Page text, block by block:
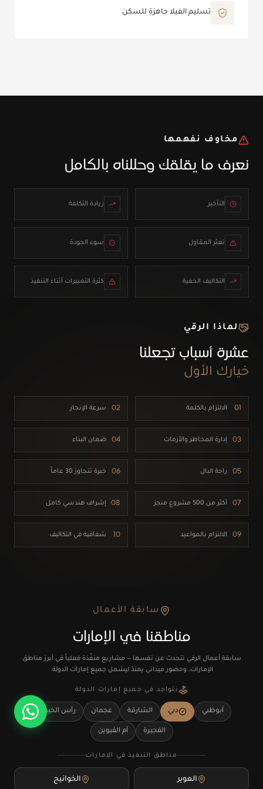
تسليم الفيلا جاهزة للسكن
مخاوف نفهمها
نعرف ما يقلقك وحللناه بالكامل
التأخير زيادة التكلفة
تعثر المقاول سوء الجودة
التكاليف الخفية كثرة التغييرات أثناء التنفيذ
لماذا الرقي
عشرة أسباب تجعلنا
خيارك الأول
01 الالتزام بالكلمة 02 سرعة الإنجاز
03 إدارة المخاطر والأزمات 04 ضمان البناء
05 راحة البال 06 خبرة تتجاوز 30 عاماً
07 أكثر من 500 مشروع منجز 08 إشراف هندسي كامل
09 الالتزام بالمواعيد 10 شفافية في التكاليف
سابقة الأعمال
مناطقنا في الإمارات
سابقة أعمال الرقي تتحدث عن نفسها — مشاريع منفّذة فعلياً في أبرز مناطق
الإمارات، وحضور ميداني يمتدّ ليشمل جميع إمارات الدولة.
نتواجد في جميع إمارات الدولة
أبوظبي دبي الشارقة عجمان رأس الخيمة
الفجيرة أم القيوين
مناطق التنفيذ في الإمارات
العوير الخوانيج